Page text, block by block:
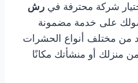
شركة محترفة في رش
على خدمة مضمونة
من مختلف أنواع الحشرات
منزلك أو منشأتك مكانًا